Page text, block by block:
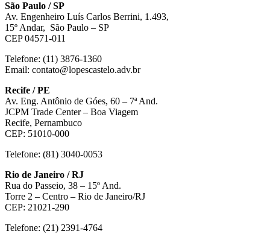
São Paulo / SP
Av. Engenheiro Luís Carlos Berrini, 1.493,
15º Andar, São Paulo – SP
CEP 04571-011
Telefone: (11) 3876-1360
Email: contato@lopescastelo.adv.br
Recife / PE
Av. Eng. Antônio de Góes, 60 – 7ª And.
JCPM Trade Center – Boa Viagem
Recife, Pernambuco
CEP: 51010-000
Telefone: (81) 3040-0053
Rio de Janeiro / RJ
Rua do Passeio, 38 – 15º And.
Torre 2 – Centro – Rio de Janeiro/RJ
CEP: 21021-290
Telefone: (21) 2391-4764